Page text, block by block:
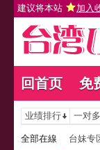
建议将本站 加入
回首页 免
业绩排行 一对
全部在線 台妹专